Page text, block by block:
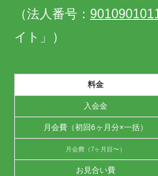
（法人番号：
イト」）
料金
入会金
月会費（初回6ヶ月分×一括）
月会費（7ヶ月目〜）
お見合い費